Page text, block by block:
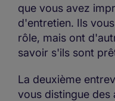
que vous avez
d'entretien. Ils
rôle, mais ont
savoir s'ils sont
La deuxième
vous distingue des